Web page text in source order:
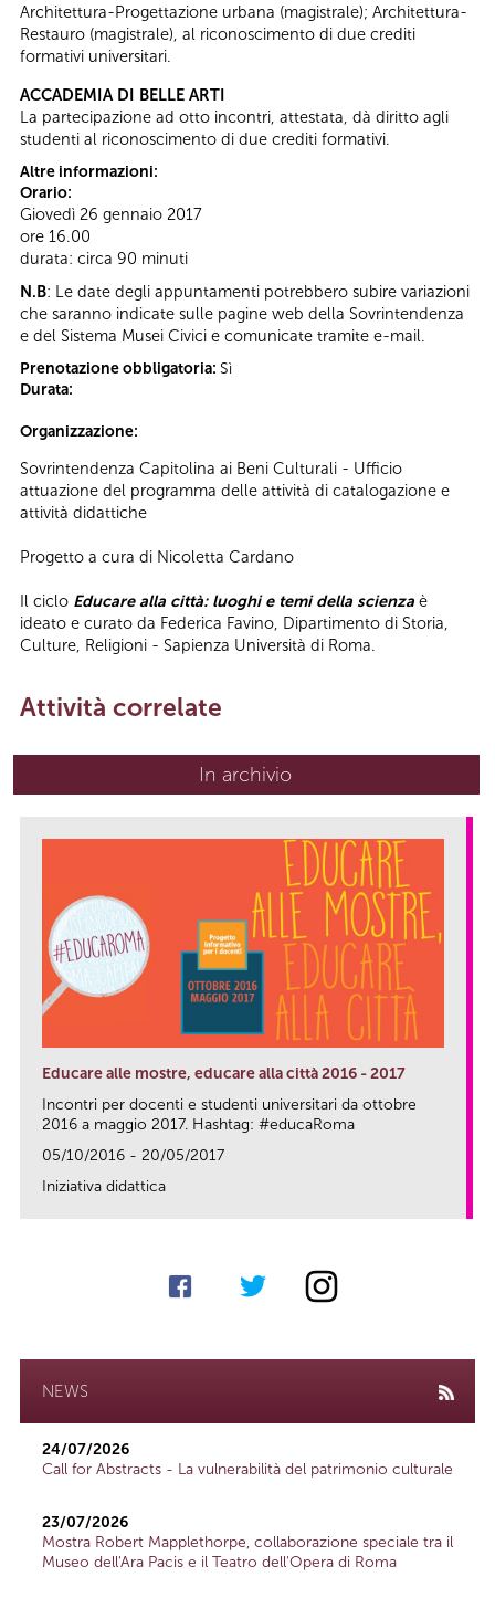
Architettura-Progettazione urbana (magistrale); Architettura-
Restauro (magistrale), al riconoscimento di due crediti
formativi universitari.
ACCADEMIA DI BELLE ARTI
La partecipazione ad otto incontri, attestata, dà diritto agli
studenti al riconoscimento di due crediti formativi.
Altre informazioni:
Orario:
Giovedì 26 gennaio 2017
ore 16.00
durata: circa 90 minuti
N.B: Le date degli appuntamenti potrebbero subire variazioni
che saranno indicate sulle pagine web della Sovrintendenza
e del Sistema Musei Civici e comunicate tramite e-mail.
Prenotazione obbligatoria: Sì
Durata:
Organizzazione:
Sovrintendenza Capitolina ai Beni Culturali - Ufficio
attuazione del programma delle attività di catalogazione e
attività didattiche
Progetto a cura di Nicoletta Cardano
Il ciclo Educare alla città: luoghi e temi della scienza è
ideato e curato da Federica Favino, Dipartimento di Storia,
Culture, Religioni - Sapienza Università di Roma.
Attività correlate
In archivio
Educare alle mostre, educare alla città 2016 - 2017
Incontri per docenti e studenti universitari da ottobre
2016 a maggio 2017. Hashtag: #educaRoma
05/10/2016 - 20/05/2017
Iniziativa didattica
NEWS
24/07/2026
Call for Abstracts - La vulnerabilità del patrimonio culturale
23/07/2026
Mostra Robert Mapplethorpe, collaborazione speciale tra il
Museo dell'Ara Pacis e il Teatro dell'Opera di Roma